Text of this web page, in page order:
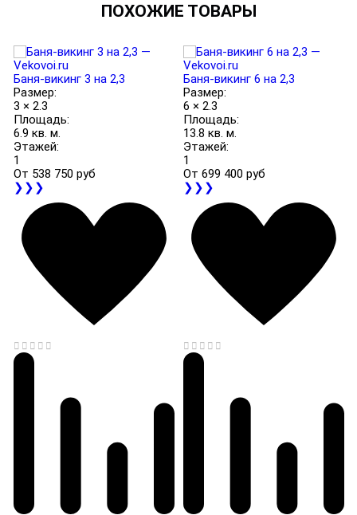
ПОХОЖИЕ ТОВАРЫ
Баня-викинг 3 на 2,3
Размер:
3 × 2.3
Площадь:
6.9 кв. м.
Этажей:
1
От 538 750 руб
❯❯❯
Баня-викинг 6 на 2,3
Размер:
6 × 2.3
Площадь:
13.8 кв. м.
Этажей:
1
От 699 400 руб
❯❯❯